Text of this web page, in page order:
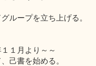
ループを立ち上げる。
１月より～～
己書を始める。